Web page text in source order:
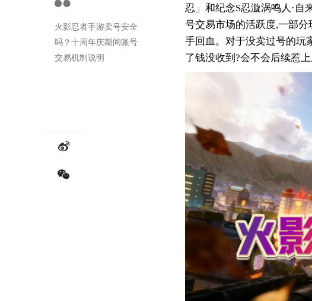
火影忍者手游卖号安全
吗？十周年庆期间账号
交易机制说明
忍」和纪念S忍漩涡鸣人·自
号交易市场的活跃度,一部
手回血。对于没卖过号的玩
了钱没收到?会不会后续惹